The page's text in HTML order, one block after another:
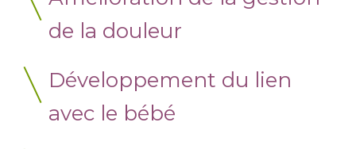
de la douleur
Développement du lien
avec le bébé